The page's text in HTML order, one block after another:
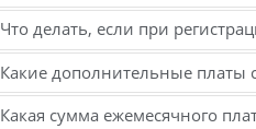
Что делать, если при
Какие дополнительные платы
Какая сумма ежемесячного